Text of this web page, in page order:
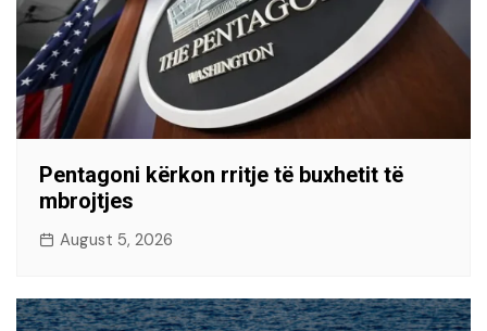
Pentagoni kërkon rritje të buxhetit të
mbrojtjes
August 5, 2026